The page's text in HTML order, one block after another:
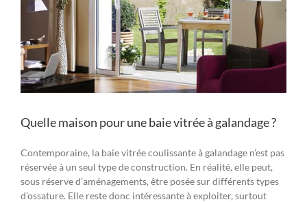
Quelle maison pour une baie vitrée à galandage ?
Contemporaine, la baie vitrée coulissante à galandage n’est pas
réservée à un seul type de construction. En réalité, elle peut,
sous réserve d’aménagements, être posée sur différents types
d’ossature. Elle reste donc intéressante à exploiter, surtout